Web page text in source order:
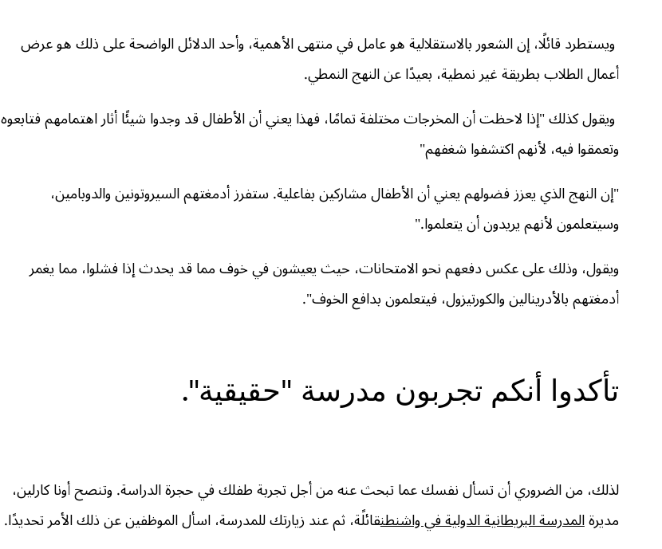
ويستطرد قائلًا، إن الشعور بالاستقلالية هو عامل في منتهى الأهمية، وأحد الدلائل الواضحة على ذلك هو عرض
أعمال الطلاب بطريقة غير نمطية، بعيدًا عن النهج النمطي.
ويقول كذلك "إذا لاحظت أن المخرجات مختلفة تمامًا، فهذا يعني أن الأطفال قد وجدوا شيئًا أثار اهتمامهم فتابعوه
وتعمقوا فيه، لأنهم اكتشفوا شغفهم"
"إن النهج الذي يعزز فضولهم يعني أن الأطفال مشاركين بفاعلية. ستفرز أدمغتهم السيروتونين والدوبامين،
وسيتعلمون لأنهم يريدون أن يتعلموا."
ويقول، وذلك على عكس دفعهم نحو الامتحانات، حيث يعيشون في خوف مما قد يحدث إذا فشلوا، مما يغمر
أدمغتهم بالأدرينالين والكورتيزول، فيتعلمون بدافع الخوف".
تأكدوا أنكم تجربون مدرسة "حقيقية".
لذلك، من الضروري أن تسأل نفسك عما تبحث عنه من أجل تجربة طفلك في حجرة الدراسة. وتنصح أونا كارلين،
مديرةالمدرسة البريطانية الدولية في واشنطنقائلًة، ثم عند زيارتك للمدرسة، اسأل الموظفين عن ذلك الأمر تحديدًا.